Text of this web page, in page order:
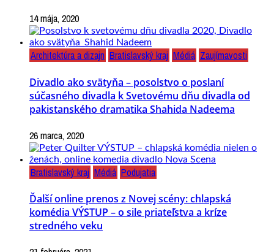
14 mája, 2020
Architektúra a dizajn Bratislavský kraj Médiá Zaujímavosti
Divadlo ako svätyňa – posolstvo o poslaní
súčasného divadla k Svetovému dňu divadla od
pakistanského dramatika Shahida Nadeema
26 marca, 2020
Bratislavský kraj Médiá Podujatia
Ďalší online prenos z Novej scény: chlapská
komédia VÝSTUP – o sile priateľstva a kríze
stredného veku